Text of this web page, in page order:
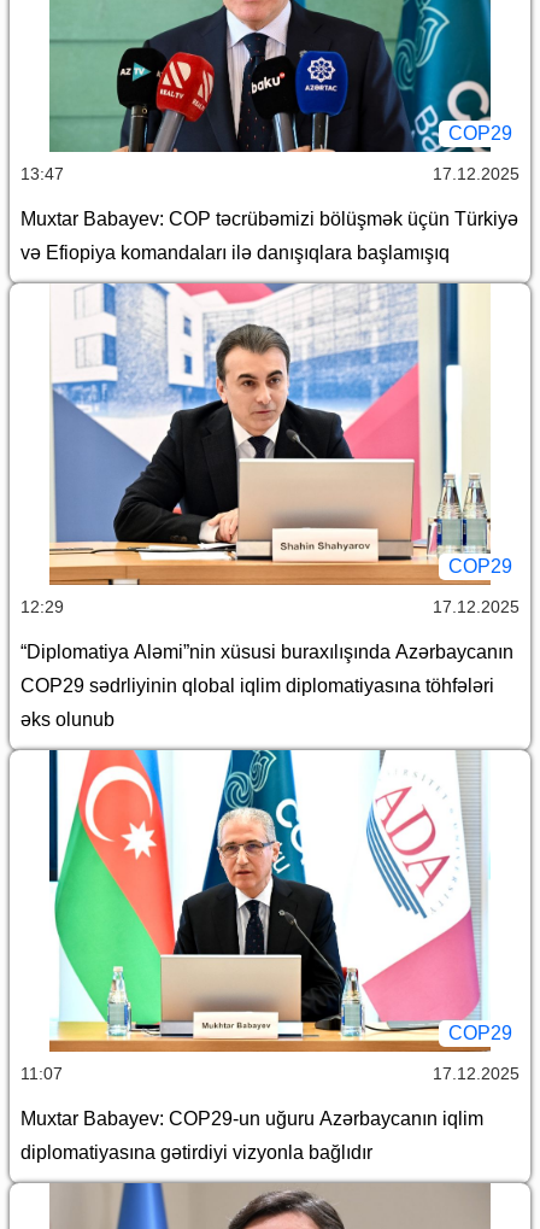
COP29
13:47 17.12.2025
Muxtar Babayev: COP təcrübəmizi bölüşmək üçün Türkiyə
və Efiopiya komandaları ilə danışıqlara başlamışıq
COP29
12:29 17.12.2025
“Diplomatiya Aləmi”nin xüsusi buraxılışında Azərbaycanın
COP29 sədrliyinin qlobal iqlim diplomatiyasına töhfələri
əks olunub
COP29
11:07 17.12.2025
Muxtar Babayev: COP29-un uğuru Azərbaycanın iqlim
diplomatiyasına gətirdiyi vizyonla bağlıdır